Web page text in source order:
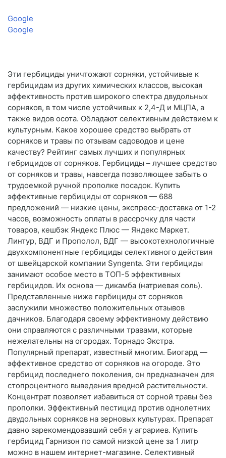
Google
Google
Эти гербициды уничтожают сорняки, устойчивые к
гербицидам из других химических классов, высокая
эффективность против широкого спектра двудольных
сорняков, в том числе устойчивых к 2,4-Д и МЦПА, а
также видов осота. Обладают селективным действием к
культурным. Какое хорошее средство выбрать от
сорняков и травы по отзывам садоводов и цене
качеству? Рейтинг самых лучших и популярных
гебрицидов от сорняков. Гербициды – лучшее средство
от сорняков и травы, навсегда позволяющее забыть о
трудоемкой ручной прополке посадок. Купить
эффективные гербициды от сорняков — 688
предложений — низкие цены, экспресс-доставка от 1-2
часов, возможность оплаты в рассрочку для части
товаров, кешбэк Яндекс Плюс — Яндекс Маркет.
Линтур, ВДГ и Прополол, ВДГ — высокотехнологичные
двухкомпонентные гербициды селективного действия
от швейцарской компании Syngenta. Эти гербициды
занимают особое место в ТОП-5 эффективных
гербицидов. Их основа — дикамба (натриевая соль).
Представленные ниже гербициды от сорняков
заслужили множество положительных отзывов
дачников. Благодаря своему эффективному действию
они справляются с различными травами, которые
нежелательны на огородах. Торнадо Экстра.
Популярный препарат, известный многим. Биогард —
эффективное средство от сорняков на огороде. Это
гербицид последнего поколения, он предназначен для
стопроцентного выведения вредной растительности.
Концентрат позволяет избавиться от сорной травы без
прополки. Эффективный пестицид против однолетних
двудольных сорняков на зерновых культурах. Препарат
давно зарекомендовавший себя у аграриев. Купить
гербицид Гарнизон по самой низкой цене за 1 литр
можно в нашем интернет-магазине. Селективный